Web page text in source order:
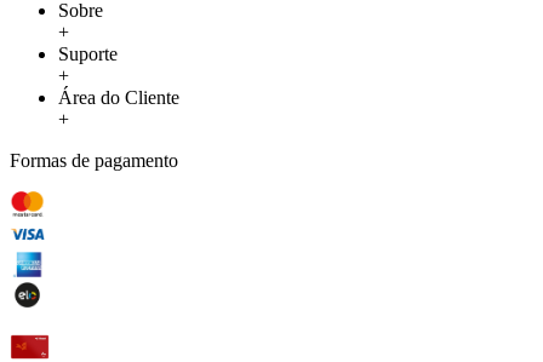
Sobre
+
Suporte
+
Área do Cliente
+
Formas de pagamento